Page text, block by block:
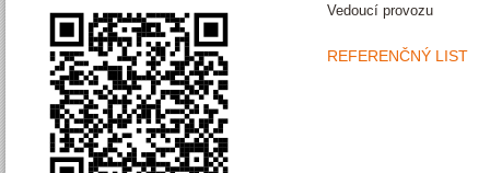
Vedoucí provozu
REFERENČNÝ LIST